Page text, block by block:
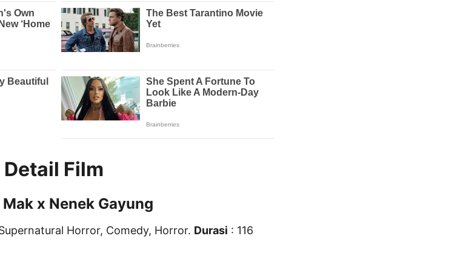
Film
x Nenek Gayung
Horror, Comedy, Horror. Durasi : 116